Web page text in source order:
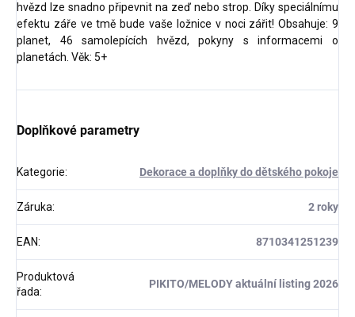
hvězd lze snadno připevnit na zeď nebo strop. Díky speciálnímu
efektu záře ve tmě bude vaše ložnice v noci zářit! Obsahuje: 9
planet, 46 samolepících hvězd, pokyny s informacemi o
planetách. Věk: 5+
Doplňkové parametry
Kategorie: Dekorace a doplňky do dětského pokoje
Záruka: 2 roky
EAN: 8710341251239
Produktová
řada:
PIKITO/MELODY aktuální listing 2026